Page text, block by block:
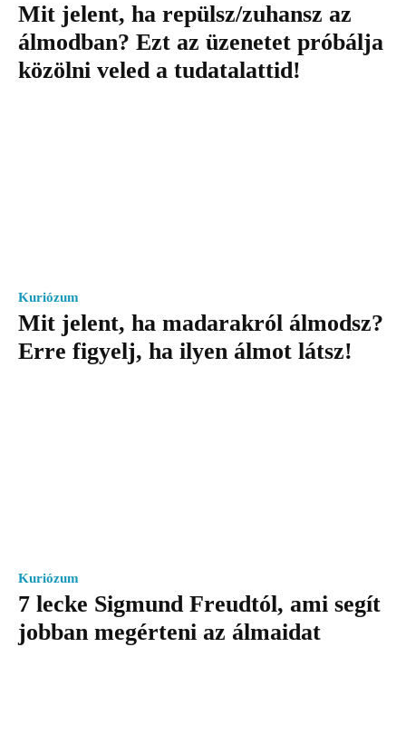
Mit jelent, ha repülsz/zuhansz az
álmodban? Ezt az üzenetet próbálja
közölni veled a tudatalattid!
Kuriózum
Mit jelent, ha madarakról álmodsz?
Erre figyelj, ha ilyen álmot látsz!
Kuriózum
7 lecke Sigmund Freudtól, ami segít
jobban megérteni az álmaidat